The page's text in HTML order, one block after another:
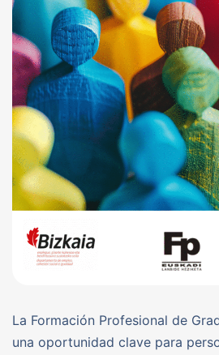
La Formación Profesional de
una oportunidad clave para